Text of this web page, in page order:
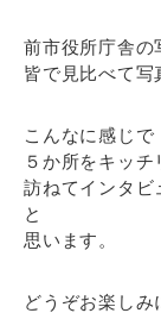
前市役所庁舎の
皆で見比べて写
こんなに感じで
５か所をキッ
訪ねてインタビ
と
思います。
どうぞお楽し